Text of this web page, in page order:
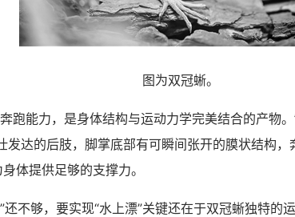
图为双冠蜥。
能力，是身体结构与运动力学完美结合的产物。
发达的后肢，脚掌底部有可瞬间张开的膜状结构
体提供足够的支撑力。
不够，要实现“水上漂”关键还在于双冠蜥独特的